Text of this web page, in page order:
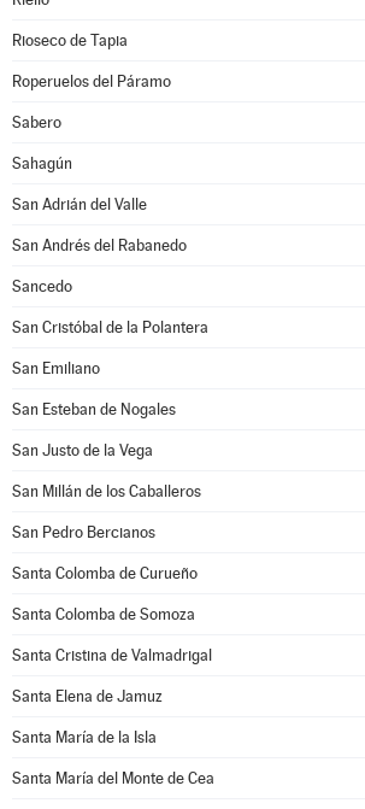
Rioseco de Tapia
Roperuelos del Páramo
Sabero
Sahagún
San Adrián del Valle
San Andrés del Rabanedo
Sancedo
San Cristóbal de la Polantera
San Emiliano
San Esteban de Nogales
San Justo de la Vega
San Millán de los Caballeros
San Pedro Bercianos
Santa Colomba de Curueño
Santa Colomba de Somoza
Santa Cristina de Valmadrigal
Santa Elena de Jamuz
Santa María de la Isla
Santa María del Monte de Cea